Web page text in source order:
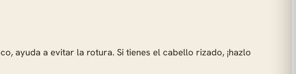
ayuda a evitar la rotura. Si tienes el cabello rizado, ¡hazlo